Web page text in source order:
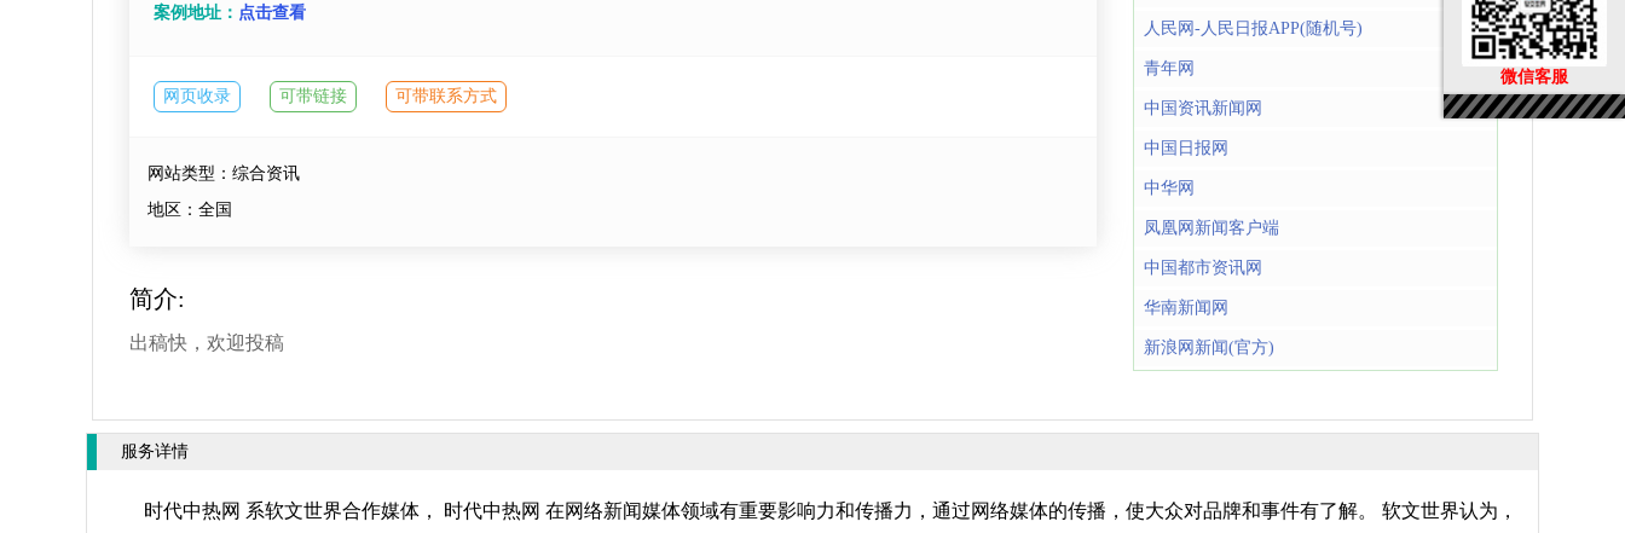
案例地址： 点击查看
网页收录 可带链接 可带联系方式
网站类型：综合资讯
地区：全国
简介:
出稿快，欢迎投稿
人民网-人民日报APP(随机号)
青年网
中国资讯新闻网
中国日报网
中华网
凤凰网新闻客户端
中国都市资讯网
华南新闻网
新浪网新闻(官方)
服务详情
时代中热网 系软文世界合作媒体， 时代中热网 在网络新闻媒体领域有重要影响力和传播力，通过网络媒体的传播，使大众对品牌和事件有了解。 软文世界认为，
微信客服